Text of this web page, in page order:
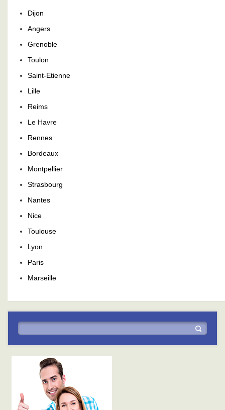
Dijon
Angers
Grenoble
Toulon
Saint-Etienne
Lille
Reims
Le Havre
Rennes
Bordeaux
Montpellier
Strasbourg
Nantes
Nice
Toulouse
Lyon
Paris
Marseille